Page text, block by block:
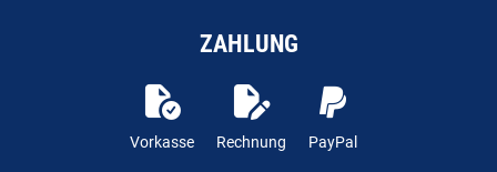
ZAHLUNG
Vorkasse Rechnung PayPal